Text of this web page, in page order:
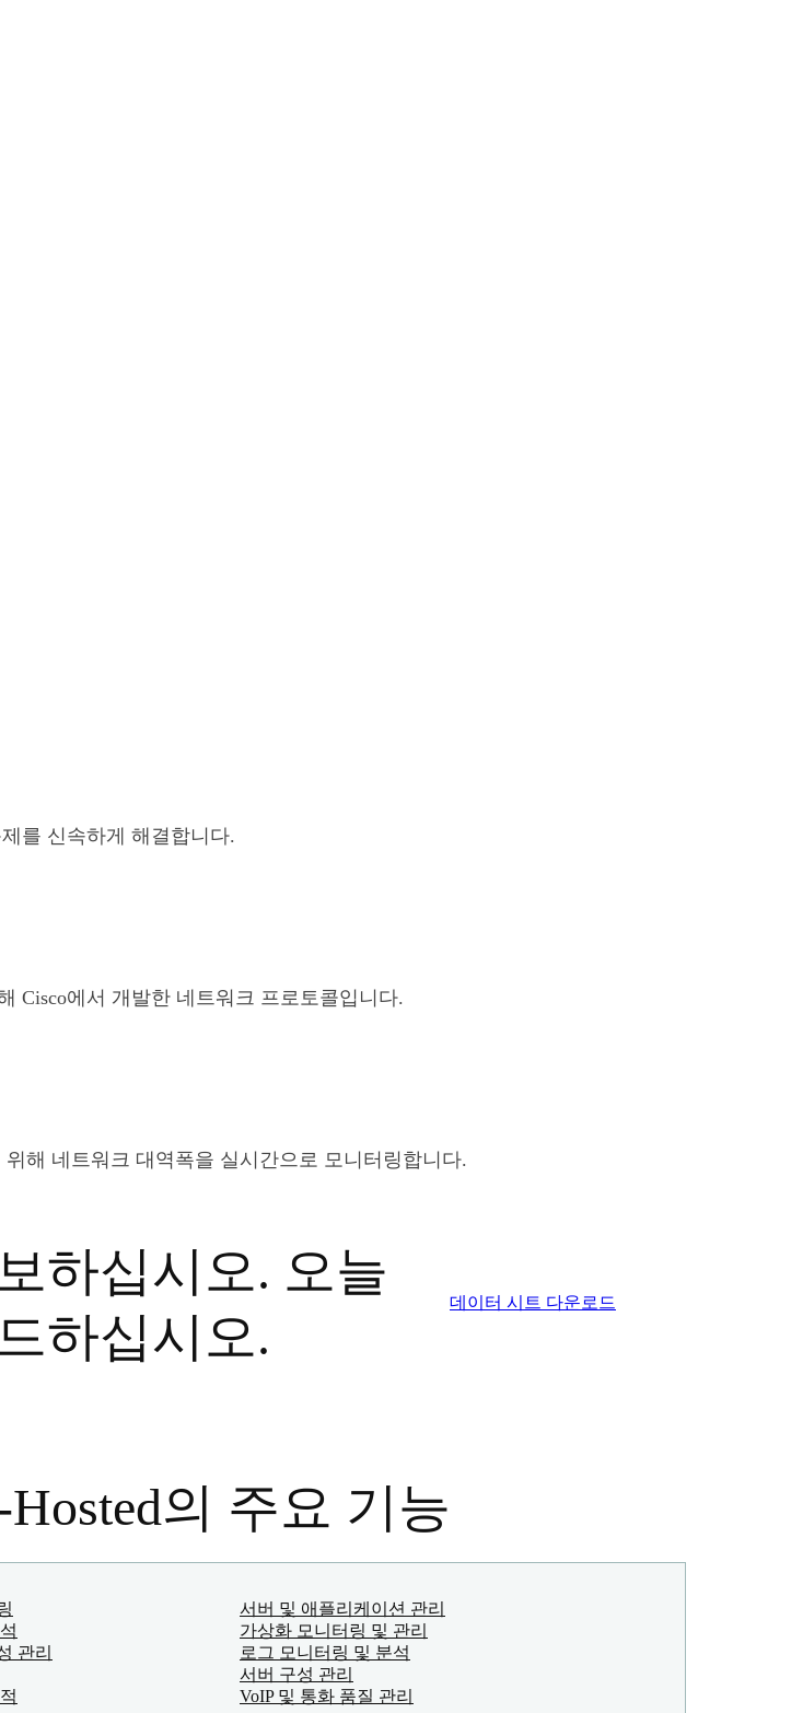
를 신속하게 해결합니다.
Cisco에서 개발한 네트워크 프로토콜입니다.
해 네트워크 대역폭을 실시간으로 모니터링합니다.
하십시오. 오늘
하십시오.
데이터 시트 다운로드
의 주요 기능
관리
서버 및 애플리케이션 관리
가상화 모니터링 및 관리
로그 모니터링 및 분석
서버 구성 관리
VoIP 및 통화 품질 관리